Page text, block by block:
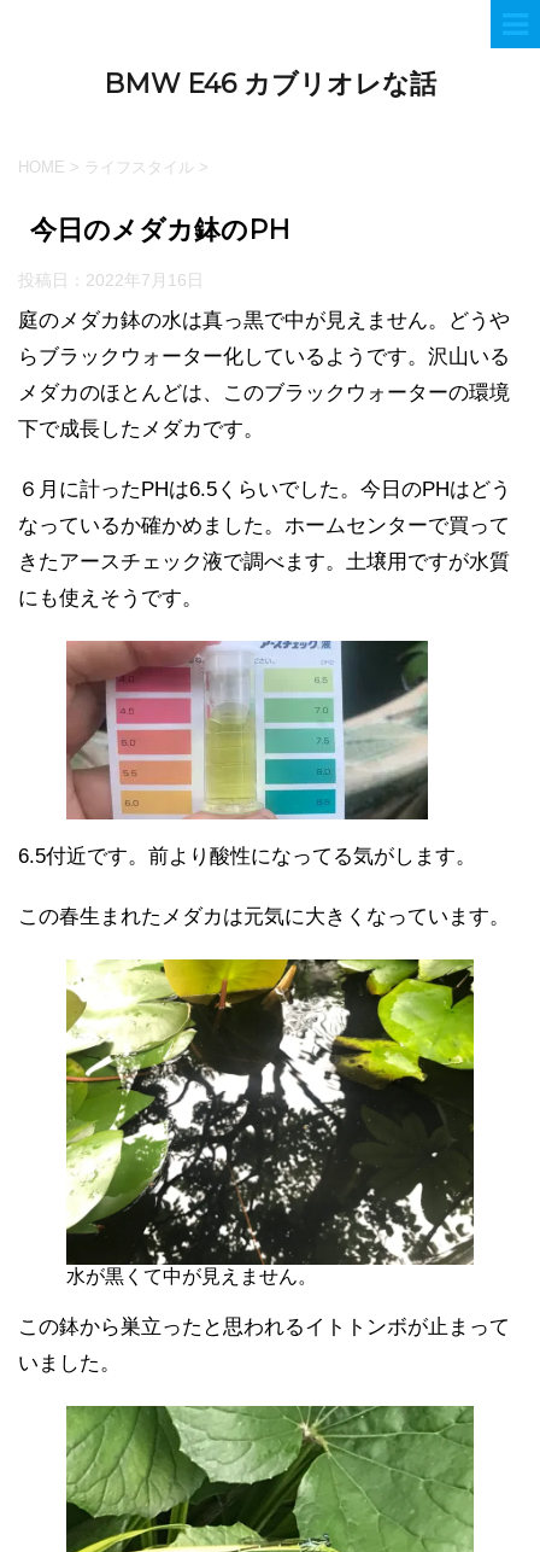
BMW E46 カブリオレな話
HOME > ライフスタイル >
今日のメダカ鉢のPH
投稿日： 2022年7月16日
庭のメダカ鉢の水は真っ黒で中が見えません。どうや
らブラックウォーター化しているようです。沢山いる
メダカのほとんどは、このブラックウォーターの環境
下で成長したメダカです。
６月に計ったPHは6.5くらいでした。今日のPHはどう
なっているか確かめました。ホームセンターで買って
きたアースチェック液で調べます。土壌用ですが水質
にも使えそうです。
6.5付近です。前より酸性になってる気がします。
この春生まれたメダカは元気に大きくなっています。
水が黒くて中が見えません。
この鉢から巣立ったと思われるイトトンボが止まって
いました。